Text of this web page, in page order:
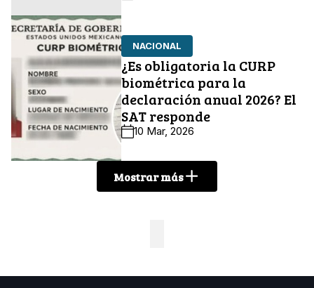
NACIONAL
¿Es obligatoria la CURP
biométrica para la
declaración anual 2026? El
SAT responde
10 Mar, 2026
Mostrar más